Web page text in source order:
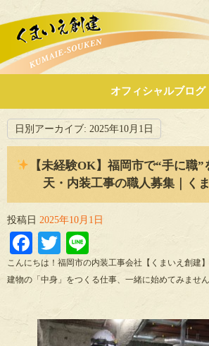
オフィシャルブログ
日別アーカイブ: 2025年10月1日
【未経験OK】福岡市で“手に職
天・内装工事の職人募集｜く
投稿日 2025年10月1日
Facebook
Twitter
こんにちは！福岡市の内装工事会社【くまいえ創建
建物の「中身」をつくる仕事、一緒に始めてみませ